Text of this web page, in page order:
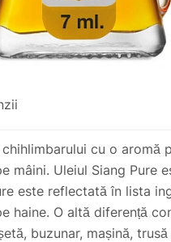
cu o
mâini. Uleiul Siang
este reflectată în lista
haine. O altă diferență
buzunar, mașină,